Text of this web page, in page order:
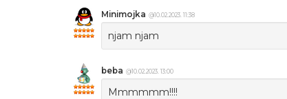
Minimojka @10.02.2023. 11:38
njam njam
beba @10.02.2023. 13:00
Mmmmmm!!!!